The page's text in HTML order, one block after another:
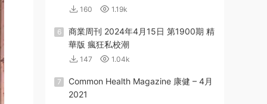
160 1.19k
6
商業周刊 2024年4月15日 第1900期 精
華版 瘋狂私校潮
147 1.04k
7
Common Health Magazine 康健 – 4月
2021